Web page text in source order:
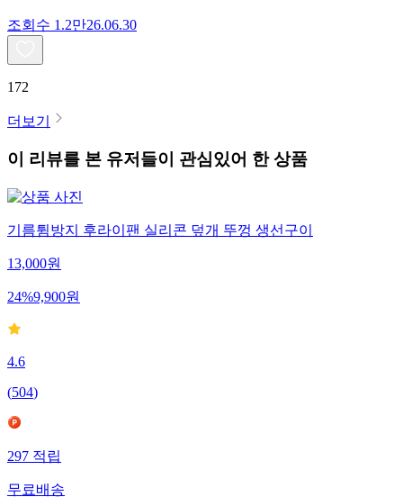
조회수 1.2만26.06.30
172
더보기
이 리뷰를 본 유저들이 관심있어 한 상품
기름튐방지 후라이팬 실리콘 덮개 뚜껑 생선구이
13,000원
24%9,900원
4.6
(504)
297 적립
무료배송